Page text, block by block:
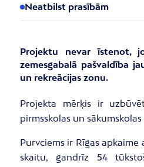
Neatbilst prasībām
Projektu nevar īstenot,
zemesgabalā pašvaldība
un rekreācijas zonu.
Projekta mērķis ir
pirmsskolas un
Purvciems ir Rīgas
skaitu, gandrīz 54